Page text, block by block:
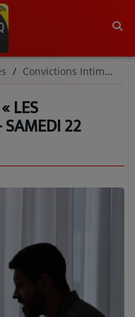
Convictions Intimes | Archives
LES
SAMEDI 22